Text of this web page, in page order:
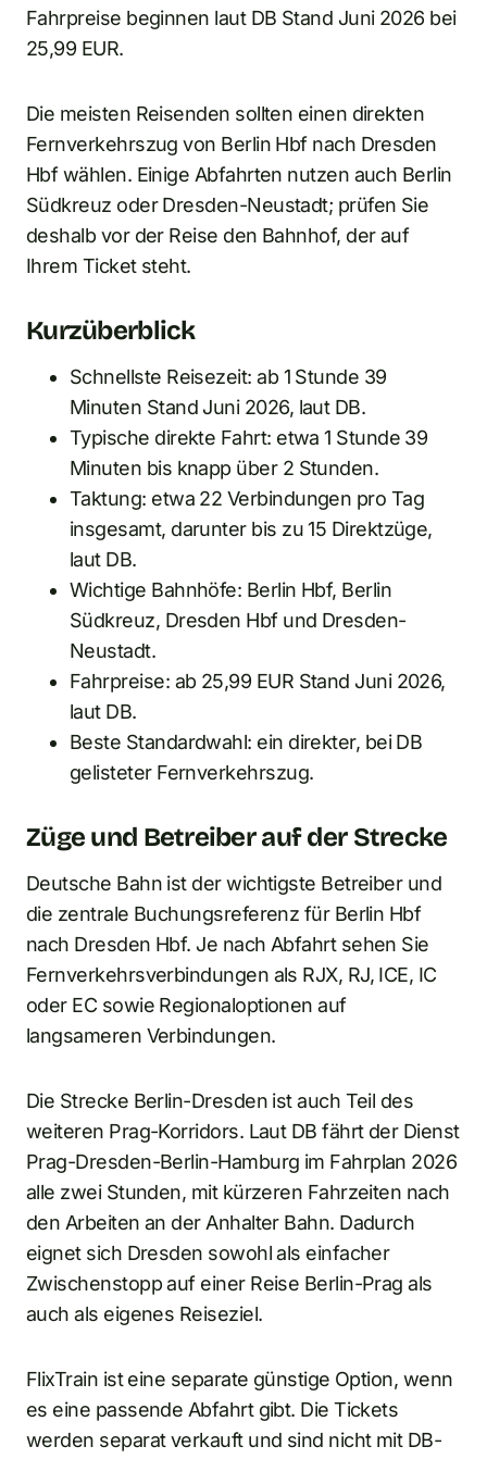
Fahrpreise beginnen laut DB Stand Juni 2026 bei
25,99 EUR.
Die meisten Reisenden sollten einen direkten
Fernverkehrszug von Berlin Hbf nach Dresden
Hbf wählen. Einige Abfahrten nutzen auch Berlin
Südkreuz oder Dresden-Neustadt; prüfen Sie
deshalb vor der Reise den Bahnhof, der auf
Ihrem Ticket steht.
Kurzüberblick
Schnellste Reisezeit: ab 1 Stunde 39
Minuten Stand Juni 2026, laut DB.
Typische direkte Fahrt: etwa 1 Stunde 39
Minuten bis knapp über 2 Stunden.
Taktung: etwa 22 Verbindungen pro Tag
insgesamt, darunter bis zu 15 Direktzüge,
laut DB.
Wichtige Bahnhöfe: Berlin Hbf, Berlin
Südkreuz, Dresden Hbf und Dresden-
Neustadt.
Fahrpreise: ab 25,99 EUR Stand Juni 2026,
laut DB.
Beste Standardwahl: ein direkter, bei DB
gelisteter Fernverkehrszug.
Züge und Betreiber auf der Strecke
Deutsche Bahn ist der wichtigste Betreiber und
die zentrale Buchungsreferenz für Berlin Hbf
nach Dresden Hbf. Je nach Abfahrt sehen Sie
Fernverkehrsverbindungen als RJX, RJ, ICE, IC
oder EC sowie Regionaloptionen auf
langsameren Verbindungen.
Die Strecke Berlin-Dresden ist auch Teil des
weiteren Prag-Korridors. Laut DB fährt der Dienst
Prag-Dresden-Berlin-Hamburg im Fahrplan 2026
alle zwei Stunden, mit kürzeren Fahrzeiten nach
den Arbeiten an der Anhalter Bahn. Dadurch
eignet sich Dresden sowohl als einfacher
Zwischenstopp auf einer Reise Berlin-Prag als
auch als eigenes Reiseziel.
FlixTrain ist eine separate günstige Option, wenn
es eine passende Abfahrt gibt. Die Tickets
werden separat verkauft und sind nicht mit DB-